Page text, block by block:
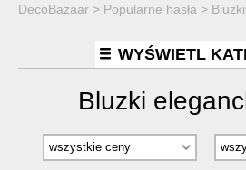
DecoBazaar > Popularne hasła >
WYŚWIETL
Bluzki